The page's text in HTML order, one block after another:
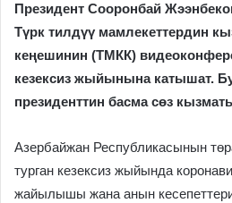
Президент Сооронбай
Түрк тилдүү мамлекеттердин
кеңешинин (ТМКК)
кезексиз жыйынына катышат.
президенттин басма сөз
Азербайжан Республикасынын
турган кезексиз жыйында
жайылышы жана анын